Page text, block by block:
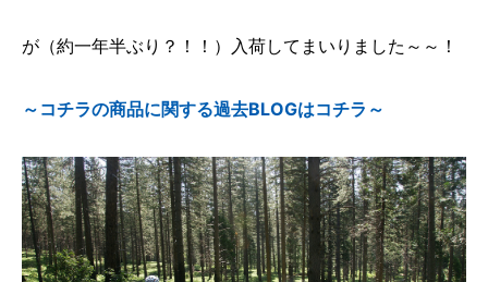
が（約一年半ぶり？！！）入荷してまいりました～～！
～コチラの商品に関する過去BLOGはコチラ～